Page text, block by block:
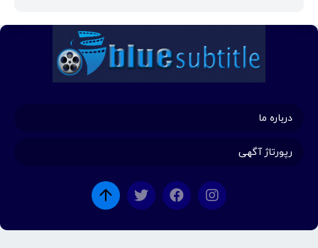
درباره ما
رپورتاژ آگهی